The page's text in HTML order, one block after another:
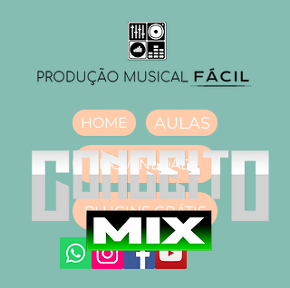
HOME AULAS
DOWNLOAD
PLUGINS GRÁTIS